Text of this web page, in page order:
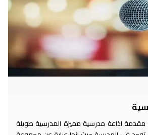
اذاعة مدرسية مميزة المدرسية طويلة